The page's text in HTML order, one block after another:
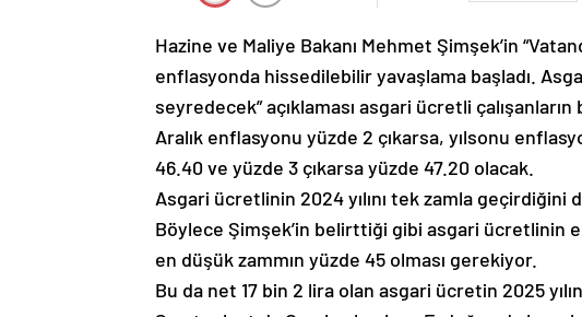
Hazine ve Maliye Bakanı Mehmet Şimşek’in
enflasyonda hissedilebilir yavaşlama başladı.
seyredecek” açıklaması asgari ücretli
Aralık enflasyonu yüzde 2 çıkarsa, yılsonu
46.40 ve yüzde 3 çıkarsa yüzde 47.20 olacak.
Asgari ücretlinin 2024 yılını tek zamla geçirdiğini
Böylece Şimşek’in belirttiği gibi asgari ücretlinin
en düşük zammın yüzde 45 olması gerekiyor.
Bu da net 17 bin 2 lira olan asgari ücretin 2025